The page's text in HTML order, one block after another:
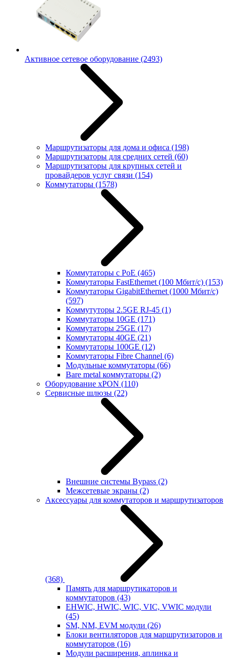
Активное сетевое оборудование (2493)
Маршрутизаторы для дома и офиса (198)
Маршрутизаторы для средних сетей (60)
Маршрутизаторы для крупных сетей и
провайдеров услуг связи (154)
Коммутаторы (1578)
Коммутаторы с PoE (465)
Коммутаторы FastEthernet (100 Мбит/с) (153)
Коммутаторы GigabitEthernet (1000 Мбит/с)
(597)
Коммутуторы 2.5GE RJ-45 (1)
Коммутаторы 10GE (171)
Коммутаторы 25GE (17)
Коммутаторы 40GE (21)
Коммутаторы 100GE (12)
Коммутаторы Fibre Channel (6)
Модульные коммутаторы (66)
Bare metal коммутаторы (2)
Оборудование xPON (110)
Сервисные шлюзы (22)
Внешние системы Bypass (2)
Межсетевые экраны (2)
Аксессуары для коммутаторов и маршрутизаторов
(368)
Память для маршрутикаторов и
коммутаторов (43)
EHWIC, HWIC, WIC, VIC, VWIC модули
(45)
SM, NM, EVM модули (26)
Блоки вентиляторов для маршрутизаторов и
коммутаторов (16)
Модули расширения, аплинка и